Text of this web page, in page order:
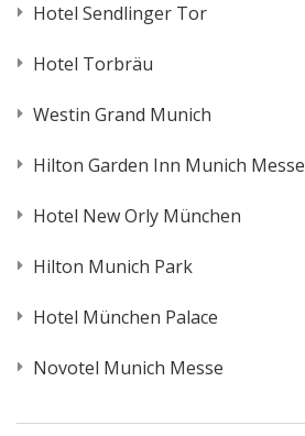
Hotel Sendlinger Tor
Hotel Torbräu
Westin Grand Munich
Hilton Garden Inn Munich Messe
Hotel New Orly München
Hilton Munich Park
Hotel München Palace
Novotel Munich Messe